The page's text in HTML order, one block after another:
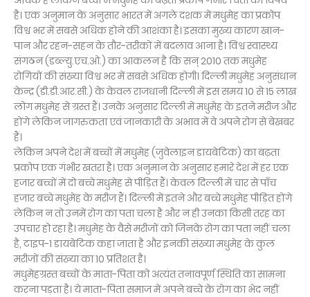
है। एक अनुमान के अनुसार भारत में अगले दशक में मधुमेह का प्रकोप
विश्व भर में सबसे अधिक होने की आशंका है। इसका मुख्य कारण खान-
पान और रहन-सहन के तौर-तरीकों में बदलाव आना है। विश्व स्वास्थ्य
संगठन (डब्ल्यु.एच.ओ.) का आकलन है कि सन् 2010 तक मधुमेह
रोगियों की संख्या विश्व भर में सबसे अधिक होगी। दिल्ली मधुमेह अनुसंधान
केन्द्र (डी.डी.आर.सी.) के केवल राजधानी दिल्ली में इस समय 10 से 15 लाख
लोग मधुमेह से ग्रस्त हैं। उनके अनुसार दिल्ली में मधुमेह के इतने मरीज और
होंगे लेकिन जागरुकता एवं जानकारी के अभाव में वे अपने रोग से बेखबर
हैं।
लेकिन अपने देश में बच्चों में मधुमेह (जुवेलाइन डायबेटिक) का बढ़ता
प्रकोप एक गंभीर खतरा है। एक अनुमान के अनुसार हमारे देश में हर एक
हजार बच्चों में दो बच्चे मधुमेह से पीड़ित हैं। केवल दिल्ली में चार से पाँच
हजार बच्चे मधुमेह के मरीज हैं। दिल्ली में इतने और बच्चे मधुमेह पीड़ित होंगे
लेकिन न तो उनमें रोग का पता चला है और न ही उनका किसी तरह का
उपचार हो रहा है। मधुमेह के वैसे मरीजों को जिनके रोग का पता नहीं चला
है, टाइप-1 डायबेटिक कहा जाता है और इनकी संख्या मधुमेह के कुल
मरीजों की संख्या का 10 प्रतिशत है।
मधुमेहग्रस्त बच्चों के माता-पिता को अत्यंत तनावपूर्ण स्थिति का सामना
करना पड़ता है। ये माता-पिता समाज में अपने बच्चे के रोग का भेद नहीं